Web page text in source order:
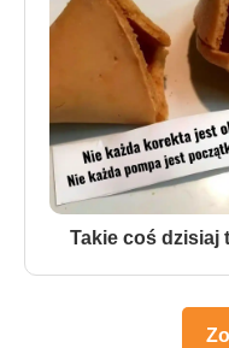
Takie coś dzisiaj